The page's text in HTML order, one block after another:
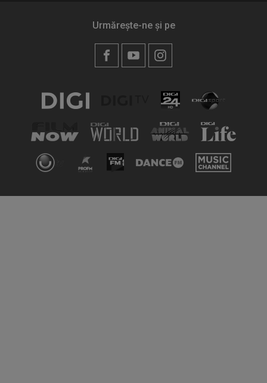
Urmărește-ne și pe